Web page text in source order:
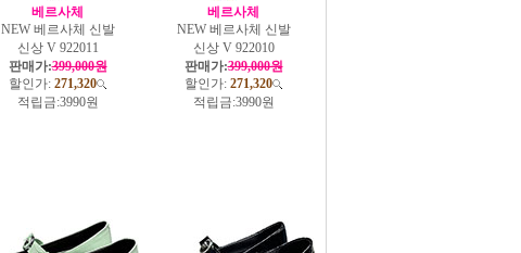
베르사체
NEW 베르사체 신발
신상 V 922011
판매가:399,000원
할인가: 271,320
적립금:3990원
베르사체
NEW 베르사체 신발
신상 V 922010
판매가:399,000원
할인가: 271,320
적립금:3990원